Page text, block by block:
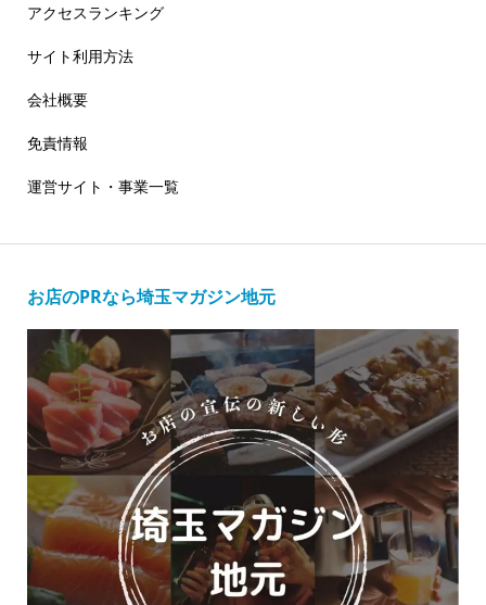
アクセスランキング
サイト利用方法
会社概要
免責情報
運営サイト・事業一覧
お店のPRなら埼玉マガジン地元